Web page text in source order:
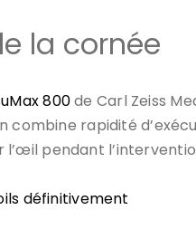
la cornée
800de Carl Zeiss
rapidité
l’œil pendant
définitivement